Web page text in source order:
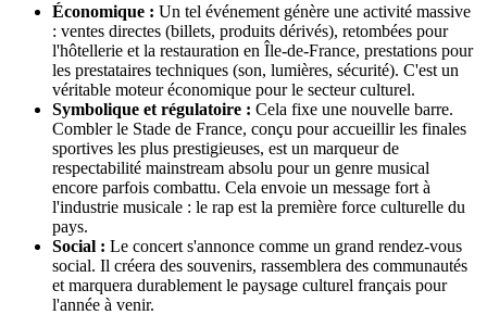
Économique : Un tel événement génère une activité massive
: ventes directes (billets, produits dérivés), retombées pour
l'hôtellerie et la restauration en Île-de-France, prestations pour
les prestataires techniques (son, lumières, sécurité). C'est un
véritable moteur économique pour le secteur culturel.
Symbolique et régulatoire : Cela fixe une nouvelle barre.
Combler le Stade de France, conçu pour accueillir les finales
sportives les plus prestigieuses, est un marqueur de
respectabilité mainstream absolu pour un genre musical
encore parfois combattu. Cela envoie un message fort à
l'industrie musicale : le rap est la première force culturelle du
pays.
Social : Le concert s'annonce comme un grand rendez-vous
social. Il créera des souvenirs, rassemblera des communautés
et marquera durablement le paysage culturel français pour
l'année à venir.